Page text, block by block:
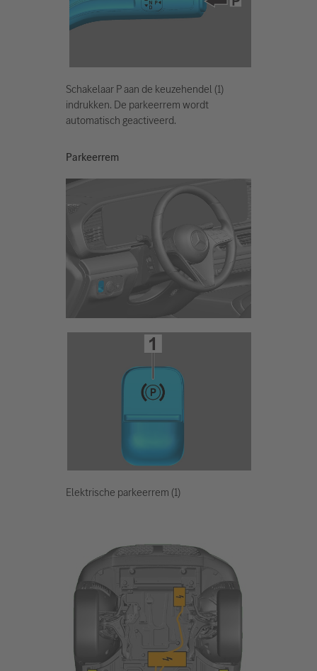
Schakelaar P aan de keuzehendel (1)
indrukken. De parkeerrem wordt
automatisch geactiveerd.
Parkeerrem
Elektrische parkeerrem (1)